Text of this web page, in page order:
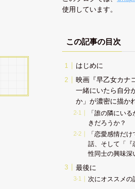
使用しています。
この記事の目次
はじめに
映画『早乙女カナ
一緒にいたら自分
か」が濃密に描か
「誰の隣にい
きだろうか？
「恋愛感情だ
話、そして「『
性同士の興味深
最後に
次にオススメの